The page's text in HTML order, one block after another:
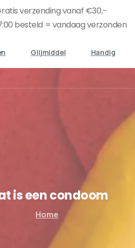
verzending vanaf €30,-
besteld = vandaag verzonden
Glijmiddel Handig
iseencondoom
Home